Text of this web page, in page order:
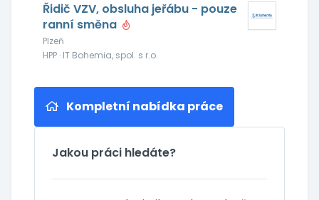
Řidič VZV, obsluha jeřábu - pouze
ranní směna
Plzeň
HPP · IT Bohemia, spol. s r.o.
Kompletní nabídka práce
Jakou práci hledáte?